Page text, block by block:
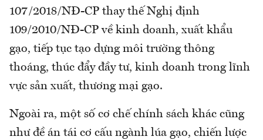
107/2018/NĐ-CP thay thế Nghị định
109/2010/NĐ-CP về kinh doanh, xuất khẩu
gạo, tiếp tục tạo dựng môi trường thông
thoáng, thúc đẩy đầy tư, kinh doanh trong lĩnh
vực sản xuất, thương mại gạo.
Ngoài ra, một số cơ chế chính sách khác cũng
như đề án tái cơ cấu ngành lúa gạo, chiến lược